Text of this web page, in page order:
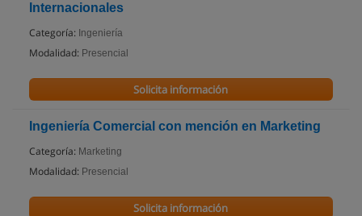
Internacionales
Categoría: Ingeniería
Modalidad: Presencial
Solicita información
Ingeniería Comercial con mención en Marketing
Categoría: Marketing
Modalidad: Presencial
Solicita información